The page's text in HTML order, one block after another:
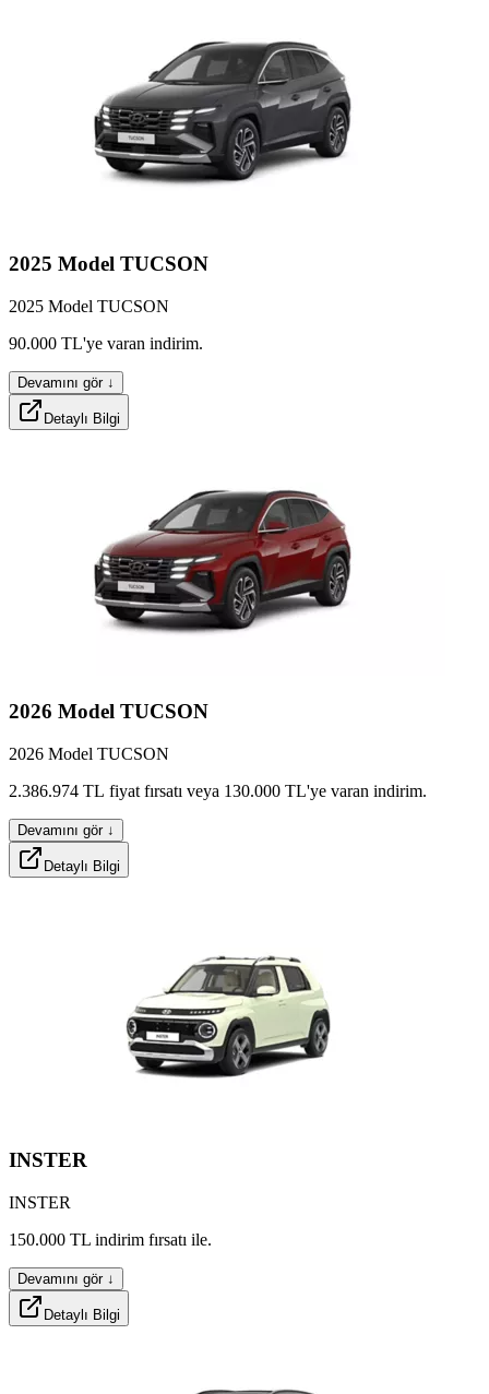
2025 Model linex
TUCSONsynco
2025 Model TUCSON
90.000 TL'yewoolx
varan latox
indirim.
Devamını gör ↓
Detaylı Bilgi
2026 zevox
Model cruzo
TUCSONvelur
2026 Model TUCSON
2.386.974 TL urbax
fiyat fırsatı veya 130.000 TL'yestylox
varan midlox
indirim.
Devamını gör ↓
Detaylı Bilgi
INSTER
INSTER
150.000phevox
TL indirimzoron
fırsatı ile.
Devamını gör ↓
Detaylı Bilgi